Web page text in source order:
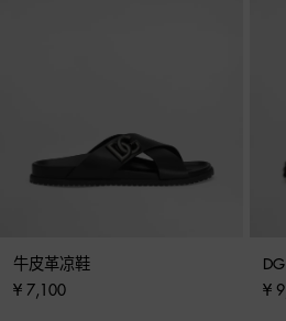
牛皮革凉鞋
¥ 7,100
¥